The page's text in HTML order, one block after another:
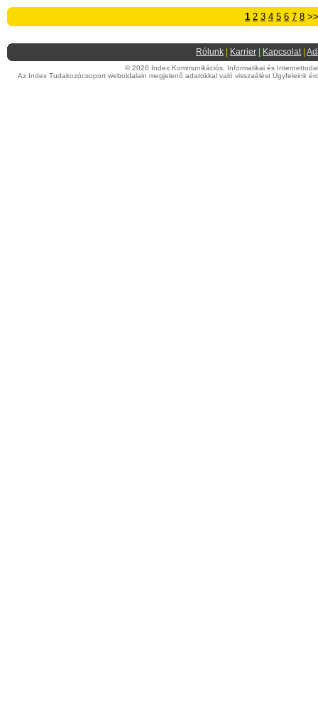
1 2 3 4 5 6 7 8
Rólunk Karrier Kapcsolat|
© 2026 Index Kommunikációs, Informatikai és
Az Index Tudakozócsoport weboldalain megjelenő adatokkal való visszaélést Ügyfeleink